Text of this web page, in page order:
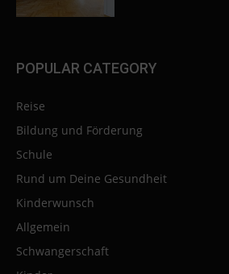
POPULAR CATEGORY
Reise
Bildung und Förderung
Schule
Rund um Deine Gesundheit
Kinderwunsch
Allgemein
Schwangerschaft